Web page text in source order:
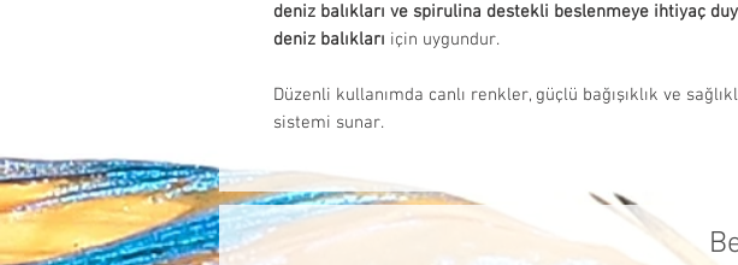
deniz balıkları ve spirulina destekli beslenmeye ihtiyaç
deniz balıkları için uygundur.
Düzenli kullanımda canlı renkler, güçlü bağışıklık ve
sistemi sunar.